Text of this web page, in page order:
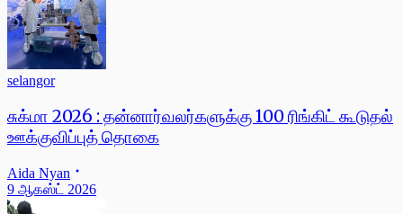
selangor
சுக்மா 2026 : தன்னார்வலர்களுக்கு 100 ரிங்கிட் கூடுதல்
ஊக்குவிப்புத் தொகை
Aida Nyan
9 ஆகஸ்ட் 2026